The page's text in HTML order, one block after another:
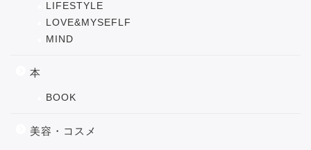
LIFESTYLE
LOVE&MYSEFLF
MIND
本
BOOK
美容・コスメ